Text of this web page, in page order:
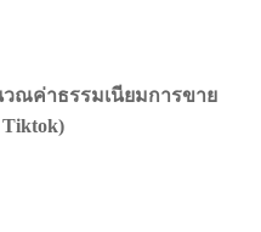
วณค่าธรรมเนียมการขาย
Tiktok)